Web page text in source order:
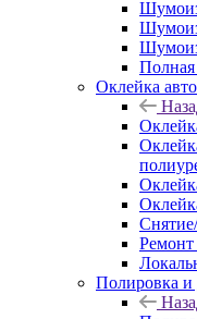
Оклейка
Ремонт
Полировка и